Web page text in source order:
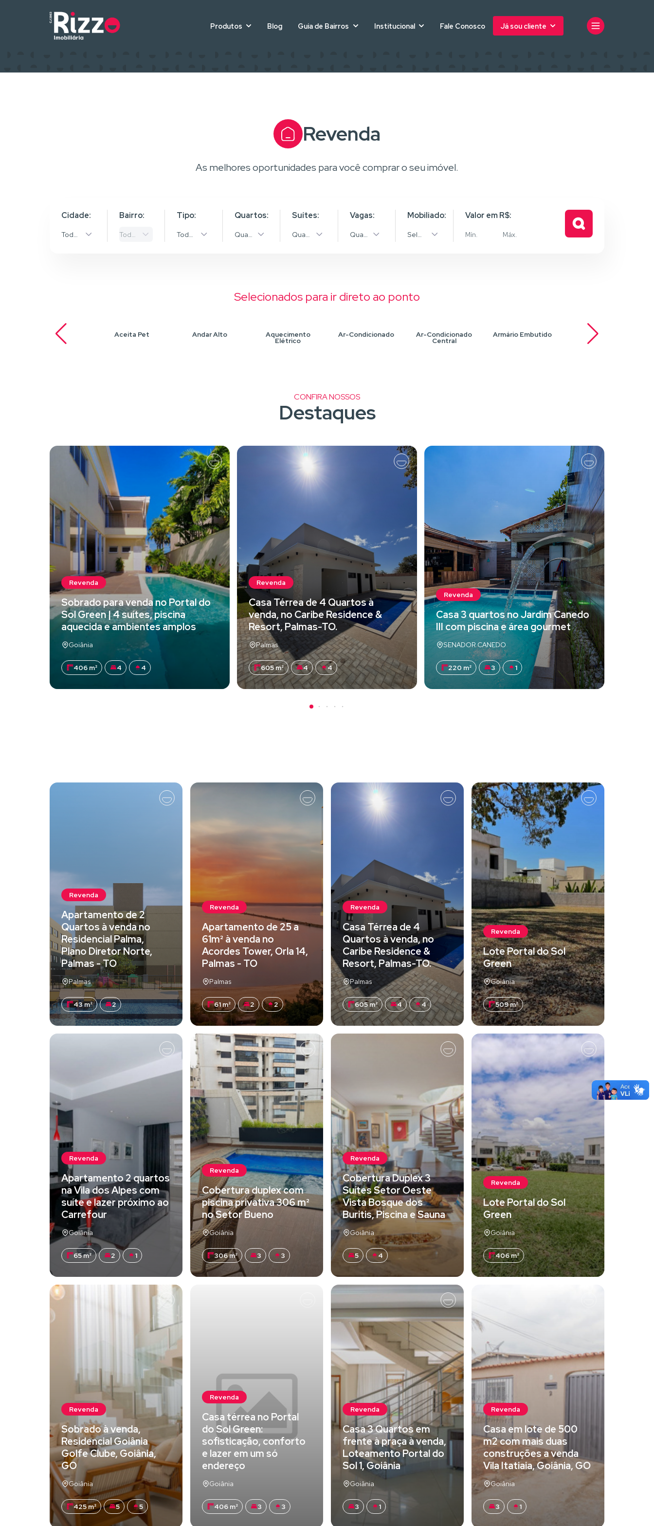
Produtos Blog Guia de Bairros Institucional Fale Conosco Já sou cliente
Revenda
As melhores oportunidades para você comprar o seu imóvel.
Cidade:
Todas as Cidades
Bairro:
Todos os bairros
Tipo:
Todos os Tipos
Quartos:
Quantidade
Suítes:
Quantidade
Vagas:
Quantidade
Mobiliado:
Selecione
Valor em R$:
Selecionados para ir direto ao ponto
Aceita Pet Andar Alto Aquecimento
Elétrico
Ar-Condicionado Ar-Condicionado
Central
Armário Embutido Armários planejados
na cozinha
CONFIRA NOSSOS
Destaques
Revenda
Sobrado para venda no Portal do
Sol Green | 4 suítes, piscina
aquecida e ambientes amplos
Goiânia
406 m² 4 4
Revenda
Casa Térrea de 4 Quartos à
venda, no Caribe Residence &
Resort, Palmas-TO.
Palmas
605 m² 4 4
Revenda
Casa 3 quartos no Jardim Canedo
III com piscina e área gourmet
SENADOR CANEDO
220 m² 3 1
Revenda
Apartamento de 2
Quartos à venda no
Residencial Palma,
Plano Diretor Norte,
Palmas - TO
Palmas
43 m² 2
Revenda
Apartamento de 25 a
61m² à venda no
Acordes Tower, Orla 14,
Palmas - TO
Palmas
61 m² 2 2
Revenda
Casa Térrea de 4
Quartos à venda, no
Caribe Residence &
Resort, Palmas-TO.
Palmas
605 m² 4 4
Revenda
Lote Portal do Sol
Green
Goiânia
509 m²
Revenda
Apartamento 2 quartos
na Vila dos Alpes com
suíte e lazer próximo ao
Carrefour
Goiânia
65 m² 2 1
Revenda
Cobertura duplex com
piscina privativa 306 m²
no Setor Bueno
Goiânia
306 m² 3 3
Revenda
Cobertura Duplex 3
Suítes Setor Oeste
Vista Bosque dos
Buritis, Piscina e Sauna
Goiânia
5 4
Revenda
Lote Portal do Sol
Green
Goiânia
406 m²
Revenda
Sobrado à venda,
Residencial Goiânia
Golfe Clube, Goiânia,
GO
Goiânia
425 m² 5 5
Revenda
Casa térrea no Portal
do Sol Green:
sofisticação, conforto
e lazer em um só
endereço
Goiânia
406 m² 3 3
Revenda
Casa 3 Quartos em
frente à praça à venda,
Loteamento Portal do
Sol 1, Goiânia
Goiânia
3 1
Revenda
Casa em lote de 500
m2 com mais duas
construções a venda
Vila Itatiaia, Goiânia, GO
Goiânia
3 1